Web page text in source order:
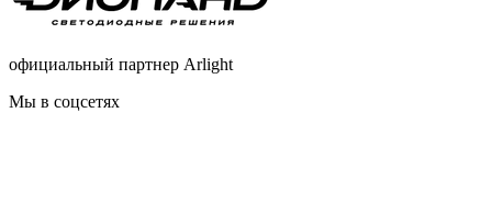
официальный партнер Arlight
Мы в соцсетях